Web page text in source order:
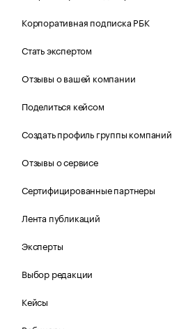
Корпоративная подписка РБК
Стать экспертом
Отзывы о вашей компании
Поделиться кейсом
Создать профиль группы компаний
Отзывы о сервисе
Сертифицированные партнеры
Лента публикаций
Эксперты
Выбор редакции
Кейсы